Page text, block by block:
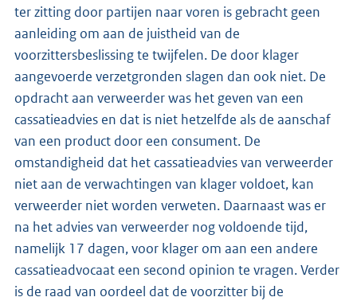
ter zitting door partijen naar voren is gebracht geen
aanleiding om aan de juistheid van de
voorzittersbeslissing te twijfelen. De door klager
aangevoerde verzetgronden slagen dan ook niet. De
opdracht aan verweerder was het geven van een
cassatieadvies en dat is niet hetzelfde als de aanschaf
van een product door een consument. De
omstandigheid dat het cassatieadvies van verweerder
niet aan de verwachtingen van klager voldoet, kan
verweerder niet worden verweten. Daarnaast was er
na het advies van verweerder nog voldoende tijd,
namelijk 17 dagen, voor klager om aan een andere
cassatieadvocaat een second opinion te vragen. Verder
is de raad van oordeel dat de voorzitter bij de